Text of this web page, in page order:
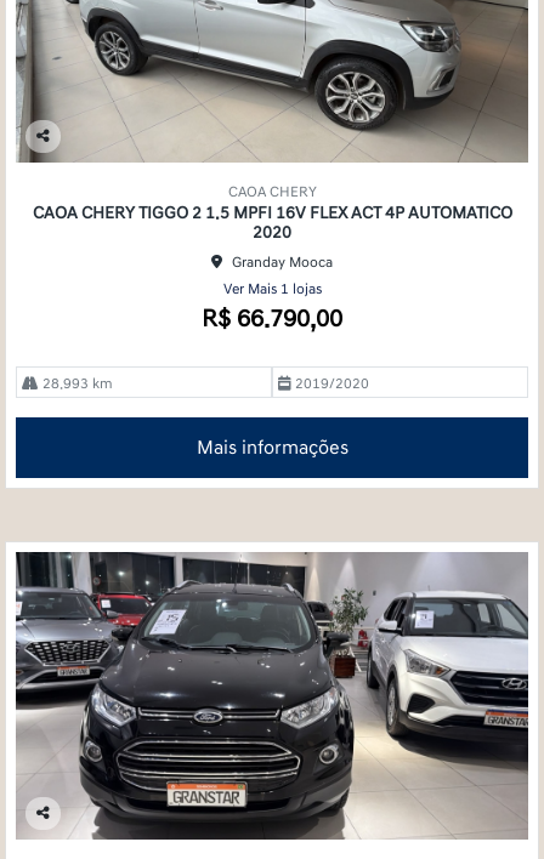
Co
arti
lhe
CAOA CHERY
CAOA CHERY TIGGO 2 1.5 MPFI 16V FLEX ACT 4P AUTOMATICO
2020
Granday Mooca
Ver Mais 1 lojas
R$ 66.790,00
28.993 km 2019/2020
Mais informações
Co